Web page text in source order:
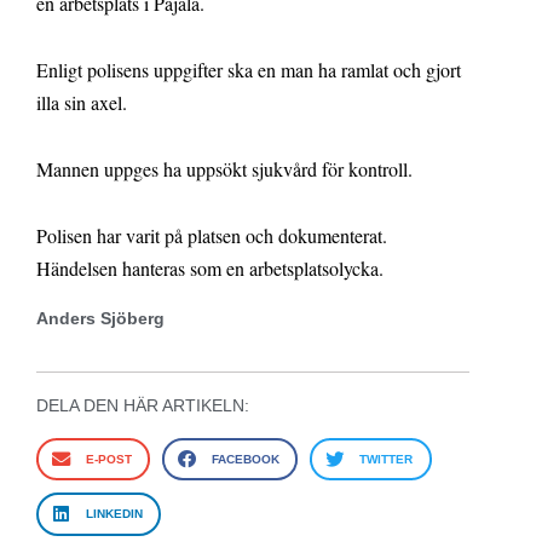
Enligt polisens uppgifter ska en man ha ramlat och gjort
illa sin axel.
Mannen uppges ha uppsökt sjukvård för kontroll.
Polisen har varit på platsen och dokumenterat.
Händelsen hanteras som en arbetsplatsolycka.
Anders Sjöberg
DELA DEN HÄR ARTIKELN:
E-POST FACEBOOK TWITTER
LINKEDIN